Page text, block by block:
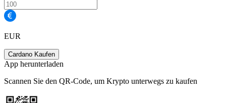
EUR
Cardano Kaufen
App herunterladen
Scannen Sie den QR-Code, um Krypto unterwegs zu kaufen